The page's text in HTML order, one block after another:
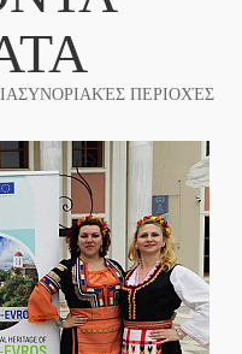
ΠΕΡΙΟΧΈΣ